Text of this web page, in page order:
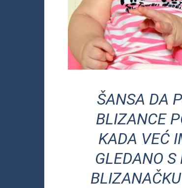
ŠANSA DA
BLIZANCE
KADA VEĆ
GLEDANO